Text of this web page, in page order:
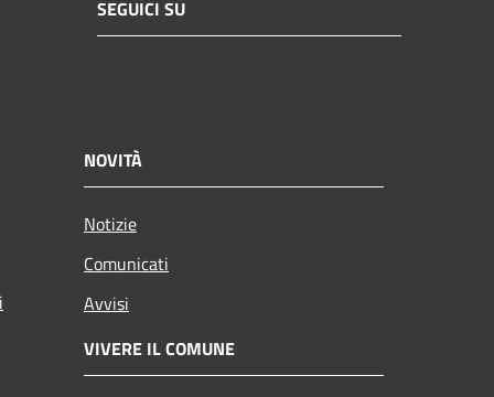
SEGUICI SU
NOVITÀ
Notizie
Comunicati
Avvisi
VIVERE IL COMUNE